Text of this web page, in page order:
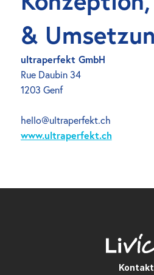
&
ultraperfekt GmbH
Rue Daubin 34
1203 Genf
hello@ultraperfekt.ch
www.ultraperfekt.ch
Kontakt